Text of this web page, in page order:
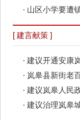
· 山区小学要遭
[ 建言献策 ]
· 建议开通安康
· 岚皋县新街老
· 建议岚皋人民
· 建议治理岚皋